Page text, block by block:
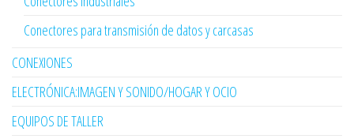
Conectores para transmisión de datos y carcasas
CONEXIONES
ELECTRÓNICA:IMAGEN Y SONIDO/HOGAR Y OCIO
EQUIPOS DE TALLER